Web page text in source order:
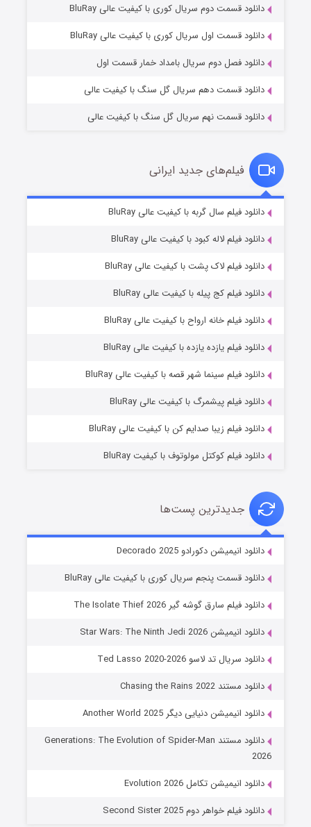
مردگان متحرک: شهر مرده ۳
قسمت2 (زیرنویس) منتشر شد
قسمت7 (زیرنویس) منتشر شد
خاندان اژدها فصل ۳
جادوگری در مغولستان
قسمت14 (زیرنویس) منتشر شد
دانلود قسمت دوم سریال کوری با کیفیت عالی BluRay
دانلود قسمت اول سریال کوری با کیفیت عالی BluRay
دانلود فصل دوم سریال بامداد خمار قسمت اول
دانلود قسمت دهم سریال گل سنگ با کیفیت عالی
دانلود قسمت نهم سریال گل سنگ با کیفیت عالی
فیلم‌های جدید ایرانی
دانلود فیلم سال گربه با کیفیت عالی BluRay
دانلود فیلم لاله کبود با کیفیت عالی BluRay
دانلود فیلم لاک پشت با کیفیت عالی BluRay
دانلود فیلم کج‌ پیله با کیفیت عالی BluRay
دانلود فیلم خانه ارواح با کیفیت عالی BluRay
دانلود فیلم یازده یازده با کیفیت عالی BluRay
دانلود فیلم سینما شهر قصه با کیفیت عالی BluRay
دانلود فیلم پیشمرگ با کیفیت عالی BluRay
دانلود فیلم زیبا صدایم کن با کیفیت عالی BluRay
دانلود فیلم کوکتل مولوتوف با کیفیت BluRay
جدیدترین پست‌ها
دانلود انیمیشن دکورادو Decorado 2025
دانلود قسمت پنجم سریال کوری با کیفیت عالی BluRay
دانلود فیلم سارق گوشه گیر The Isolate Thief 2026
دانلود انیمیشن Star Wars: The Ninth Jedi 2026
دانلود سریال تد لاسو Ted Lasso 2020-2026
دانلود مستند Chasing the Rains 2022
دانلود انیمیشن دنیایی دیگر Another World 2025
دانلود مستند Generations: The Evolution of Spider-Man
2026
دانلود انیمیشن تکامل Evolution 2026
دانلود فیلم خواهر دوم Second Sister 2025